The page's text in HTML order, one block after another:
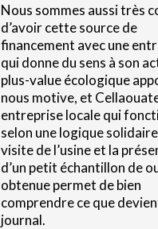
Nous sommes aussi très
d’avoir cette source de
financement avec une
qui donne du sens à son
plus-value écologique
nous motive, et
entreprise locale qui
selon une logique
visite de l’usine et la
d’un petit échantillon de
obtenue permet de bien
comprendre ce que
journal.